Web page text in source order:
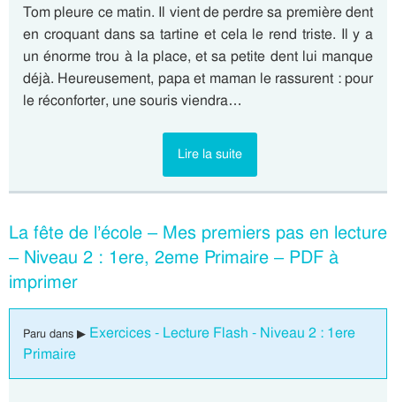
Tom pleure ce matin. Il vient de perdre sa première dent
en croquant dans sa tartine et cela le rend triste. Il y a
un énorme trou à la place, et sa petite dent lui manque
déjà. Heureusement, papa et maman le rassurent : pour
le réconforter, une souris viendra…
Lire la suite
La fête de l’école – Mes premiers pas en lecture
– Niveau 2 : 1ere, 2eme Primaire – PDF à
imprimer
Paru dans ▶ Exercices - Lecture Flash - Niveau 2 : 1ere
Primaire